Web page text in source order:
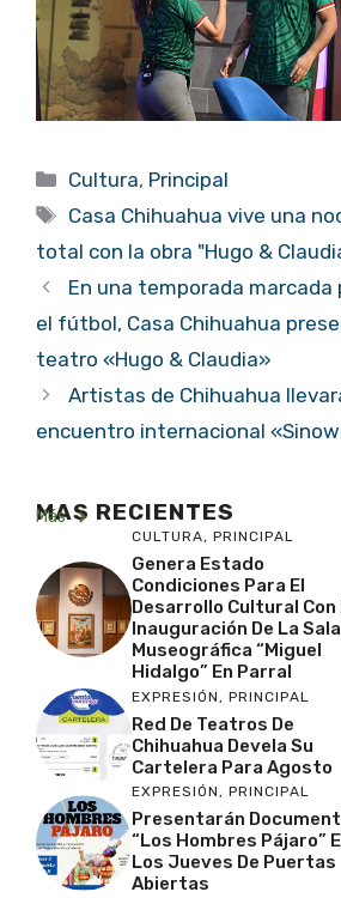
Categorías
Cultura, Principal
Etiquetas
Casa Chihuahua vive una
total con la obra "Hugo &
En una temporada marcada
el fútbol, Casa Chihuahua
teatro «Hugo & Claudia»
Artistas de Chihuahua
encuentro internacional
MAS RECIENTES
Más
CULTURA, PRINCIPAL
Genera Estado
Condiciones Para El
Desarrollo Cultural Con
Inauguración De La Sala
Museográfica “Miguel
Hidalgo” En Parral
EXPRESIÓN , PRINCIPAL
Red De Teatros De
Chihuahua Devela Su
Cartelera Para Agosto
EXPRESIÓN, PRINCIPAL
Presentarán
“Los Hombres Pájaro”
Los Jueves De Puertas
Abiertas